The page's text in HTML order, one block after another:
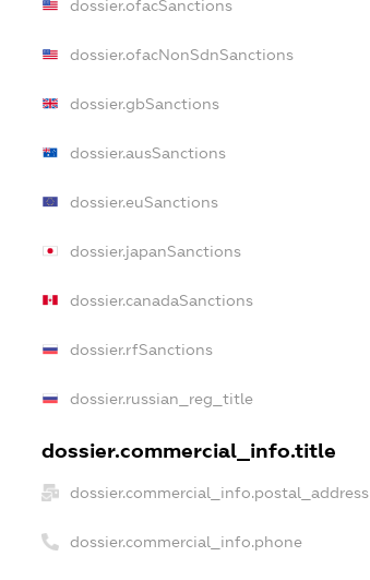
dossier.ofacSanctions
dossier.ofacNonSdnSanctions
dossier.gbSanctions
dossier.ausSanctions
dossier.euSanctions
dossier.japanSanctions
dossier.canadaSanctions
dossier.rfSanctions
dossier.russian_reg_title
dossier.commercial_info.title
dossier.commercial_info.postal_address
dossier.commercial_info.phone